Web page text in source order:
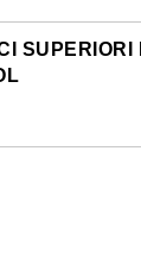
SUPERIORI